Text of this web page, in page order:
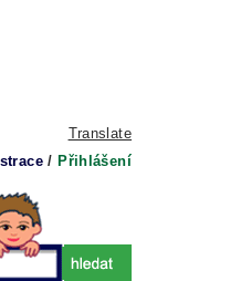
Translate
/ Přihlášení